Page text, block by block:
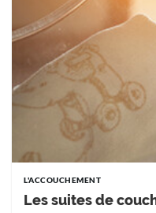
L'ACCOUCHEMENT
Les suites de